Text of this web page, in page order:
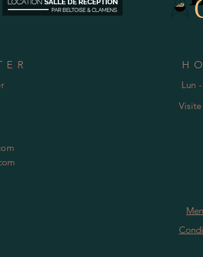
Lun
Visite